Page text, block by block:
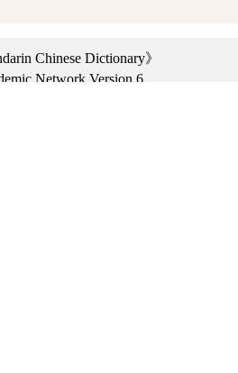
Chinese Dictionary》
Network Version 6